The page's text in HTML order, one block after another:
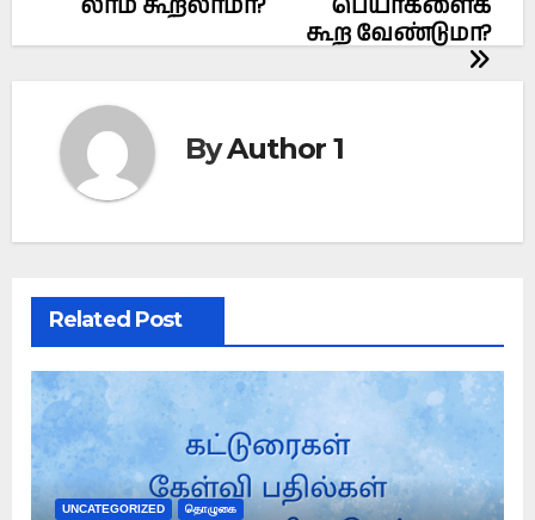
கூற வேண்டுமா?
ByAuthor 1
Related Post
UNCATEGORIZED தொழுகை